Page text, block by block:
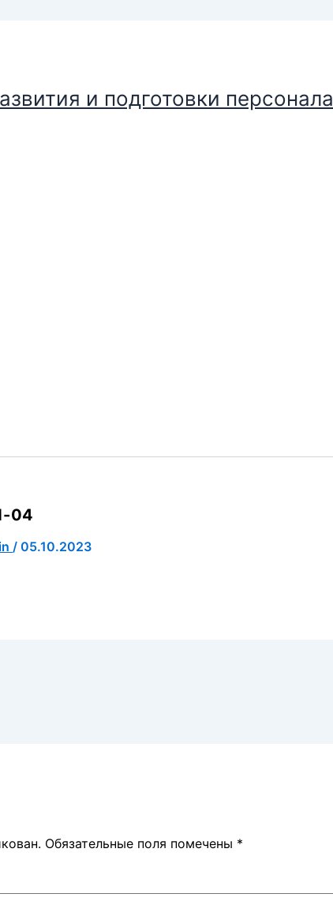
и подготовки персонала
04
/ 05.10.2023
Обязательные поля помечены *